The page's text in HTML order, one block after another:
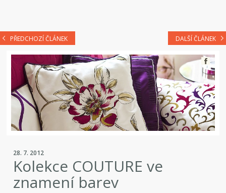
PŘEDCHOZÍ ČLÁNEK DALŠÍ ČLÁNEK
28. 7. 2012
Kolekce COUTURE ve
znamení barev